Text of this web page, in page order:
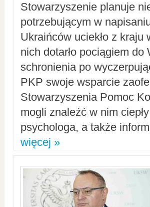
Stowarzyszenie planuje
potrzebującym w
Ukraińców uciekło z
nich dotarło pociągiem
schronienia po
PKP swoje wsparcie
Stowarzyszenia Pomoc
mogli znaleźć w nim
psychologa, a także
więcej »